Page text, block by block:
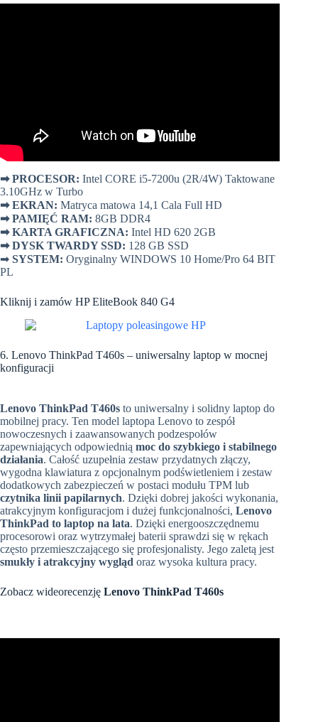
➡PROCESOR: Intel CORE i5-7200u (2R/4W) Taktowane
3.10GHz w Turbo
➡EKRAN: Matryca matowa 14,1 Cala Full HD
➡PAMIĘĆ RAM: 8GB DDR4
➡KARTA GRAFICZNA: Intel HD 620 2GB
➡DYSK TWARDY SSD: 128 GB SSD
➡ SYSTEM: Oryginalny WINDOWS 10 Home/Pro 64 BIT
PL
Kliknij i zamów HP EliteBook 840 G4
6. Lenovo ThinkPad T460s – uniwersalny laptop w mocnej
konfiguracji
Lenovo ThinkPad T460s to uniwersalny i solidny laptop do
mobilnej pracy. Ten model laptopa Lenovo to zespół
nowoczesnych i zaawansowanych podzespołów
zapewniających odpowiednią moc do szybkiego i stabilnego
działania. Całość uzupełnia zestaw przydatnych złączy,
wygodna klawiatura z opcjonalnym podświetleniem i zestaw
dodatkowych zabezpieczeń w postaci modułu TPM lub
czytnika linii papilarnych. Dzięki dobrej jakości wykonania,
atrakcyjnym konfiguracjom i dużej funkcjonalności, Lenovo
ThinkPad to laptop na lata. Dzięki energooszczędnemu
procesorowi oraz wytrzymałej baterii sprawdzi się w rękach
często przemieszczającego się profesjonalisty. Jego zaletą jest
smukły i atrakcyjny wygląd oraz wysoka kultura pracy.
Zobacz wideorecenzję Lenovo ThinkPad T460s